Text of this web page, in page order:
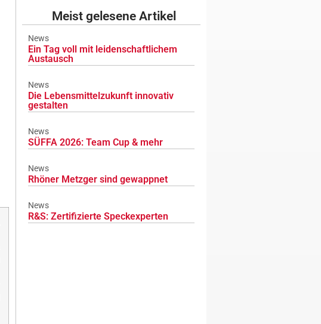
Meist gelesene Artikel
News
Ein Tag voll mit leidenschaftlichem
Austausch
News
Die Lebensmittelzukunft innovativ
gestalten
News
SÜFFA 2026: Team Cup & mehr
News
Rhöner Metzger sind gewappnet
News
R&S: Zertifizierte Speckexperten